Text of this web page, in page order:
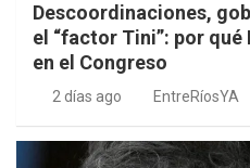
Descoordinaciones,
el “factor Tini”: por
en el Congreso
2 días ago EntreRíosYA